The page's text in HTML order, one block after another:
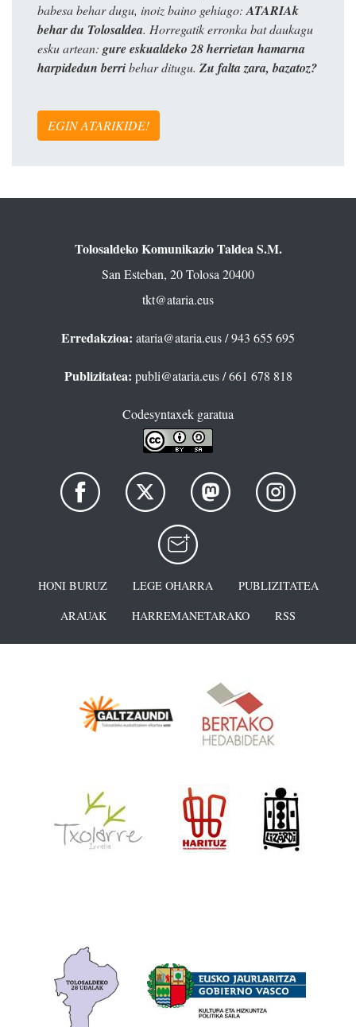
babesa behar dugu, inoiz baino gehiago: ATARIAk
behar du Tolosaldea. Horregatik erronka bat daukagu
esku artean: gure eskualdeko 28 herrietan hamarna
harpidedun berribehar ditugu. Zu falta zara, bazatoz?
EGIN ATARIKIDE!
Tolosaldeko Komunikazio Taldea S.M.
San Esteban, 20 Tolosa 20400
tkt@ataria.eus
Erredakzioa: ataria@ataria.eus/ 943 655 695
Publizitatea: publi@ataria.eus/ 661 678 818
Codesyntaxek garatua
HONI BURUZ LEGE OHARRA
PUBLIZITATEA
ARAUAK
HARREMANETARAKO RSS